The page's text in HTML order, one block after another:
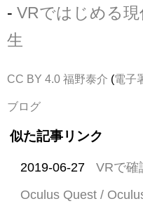
- VRではじめる
生
CC BY 4.0 福野泰介 (電子
ブログ
似た記事リンク
2019-06-27
VRで確
Oculus Quest /